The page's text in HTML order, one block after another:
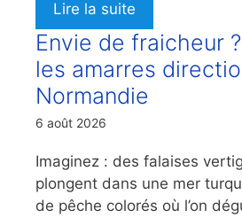
Lire la suite
Envie de fraicheur
les amarres
Normandie
6 août 2026
Imaginez : des falaises
plongent dans une mer
de pêche colorés où l’on